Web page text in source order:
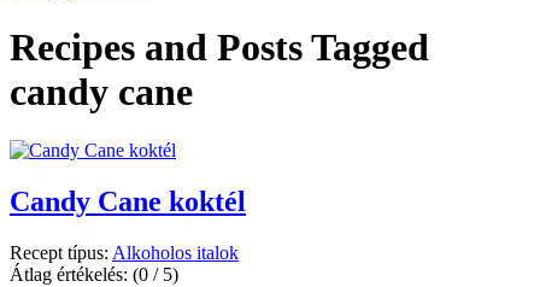
Recipes and Posts Tagged
candy cane
Candy Cane koktél
Recept típus: Alkoholos italok
Átlag értékelés: (0 / 5)